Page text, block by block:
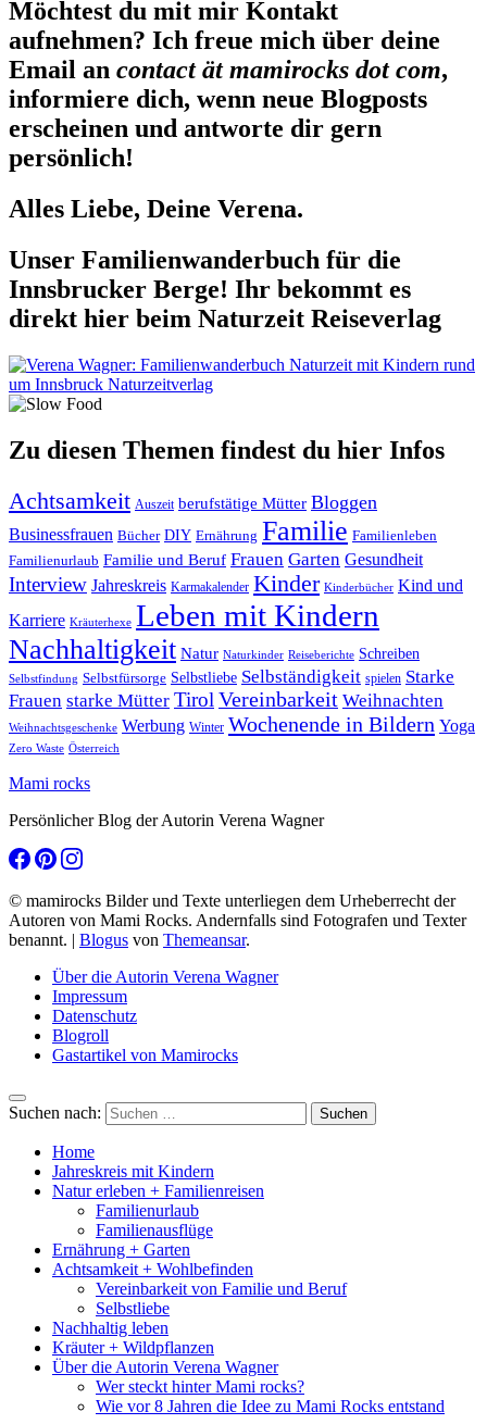
Möchtest du mit mir Kontakt
aufnehmen? Ich freue mich über deine
Email an contact ät mamirocks dot com,
informiere dich, wenn neue Blogposts
erscheinen und antworte dir gern
persönlich!
Alles Liebe, Deine Verena.
Unser Familienwanderbuch für die
Innsbrucker Berge! Ihr bekommt es
direkt hier beim Naturzeit Reiseverlag
Zu diesen Themen findest du hier Infos
Achtsamkeit Auszeit berufstätige Mütter Bloggen
Businessfrauen Bücher DIY Ernährung Familie Familienleben
Familienurlaub Familie und Beruf Frauen Garten Gesundheit
Interview Jahreskreis Karmakalender Kinder Kinderbücher Kind und
Karriere Kräuterhexe Leben mit Kindern
Nachhaltigkeit Natur Naturkinder Reiseberichte Schreiben
Selbstfindung Selbstfürsorge Selbstliebe Selbständigkeit spielen Starke
Frauen starke Mütter Tirol Vereinbarkeit Weihnachten
Weihnachtsgeschenke Werbung Winter Wochenende in Bildern Yoga
Zero Waste Österreich
Mami rocks
Persönlicher Blog der Autorin Verena Wagner
© mamirocks Bilder und Texte unterliegen dem Urheberrecht der
Autoren von Mami Rocks. Andernfalls sind Fotografen und Texter
benannt. | Blogus von Themeansar.
Über die Autorin Verena Wagner
Impressum
Datenschutz
Blogroll
Gastartikel von Mamirocks
Suchen nach:
Home
Jahreskreis mit Kindern
Natur erleben + Familienreisen
Familienurlaub
Familienausflüge
Ernährung + Garten
Achtsamkeit + Wohlbefinden
Vereinbarkeit von Familie und Beruf
Selbstliebe
Nachhaltig leben
Kräuter + Wildpflanzen
Über die Autorin Verena Wagner
Wer steckt hinter Mami rocks?
Wie vor 8 Jahren die Idee zu Mami Rocks entstand